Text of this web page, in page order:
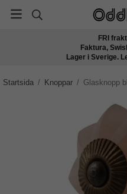
FRI
Faktura,
Lager i Sverige.
Startsida / Knoppar / Glasknopp